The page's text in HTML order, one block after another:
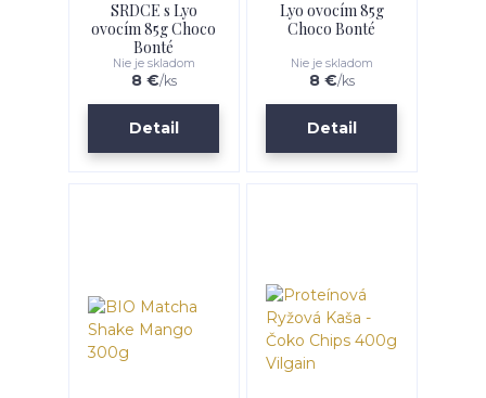
SRDCE s Lyo
ovocím 85g Choco
Bonté
8 €/ks
Nie je skladom
Detail
Lyo ovocím 85g
Choco Bonté
8 €/ks
Nie je skladom
Detail